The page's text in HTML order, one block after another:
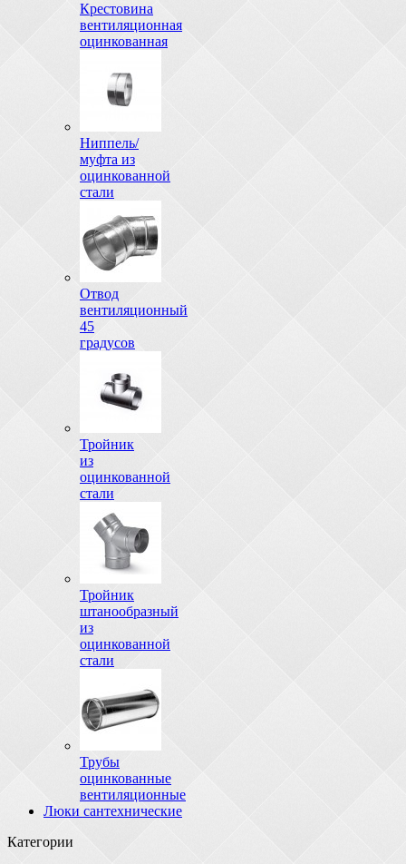
Крестовина
вентиляционная
оцинкованная
Ниппель/
муфта из
оцинкованной
стали
Отвод
вентиляционный
45
градусов
Тройник
из
оцинкованной
стали
Тройник
штанообразный
из
оцинкованной
стали
Трубы
оцинкованные
вентиляционные
Люки сантехнические
Категории